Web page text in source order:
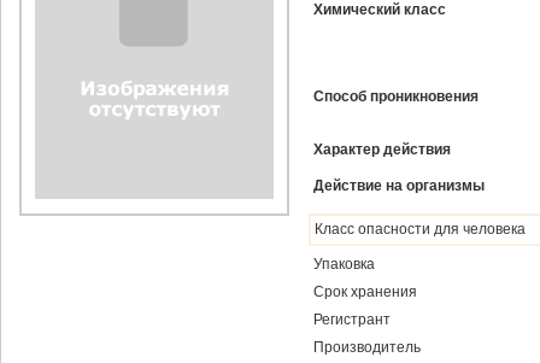
Химический класс
Способ проникновения
Характер действия
Действие на организмы
Класс опасности для человека
Упаковка
Срок хранения
Регистрант
Производитель